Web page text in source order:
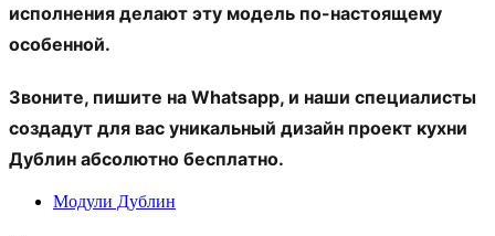
исполнения делают эту модель по-настоящему
особенной.
Звоните, пишите на Whatsapp, и наши специалисты
создадут для вас уникальный дизайн проект кухни
Дублин абсолютно бесплатно.
Модули Дублин